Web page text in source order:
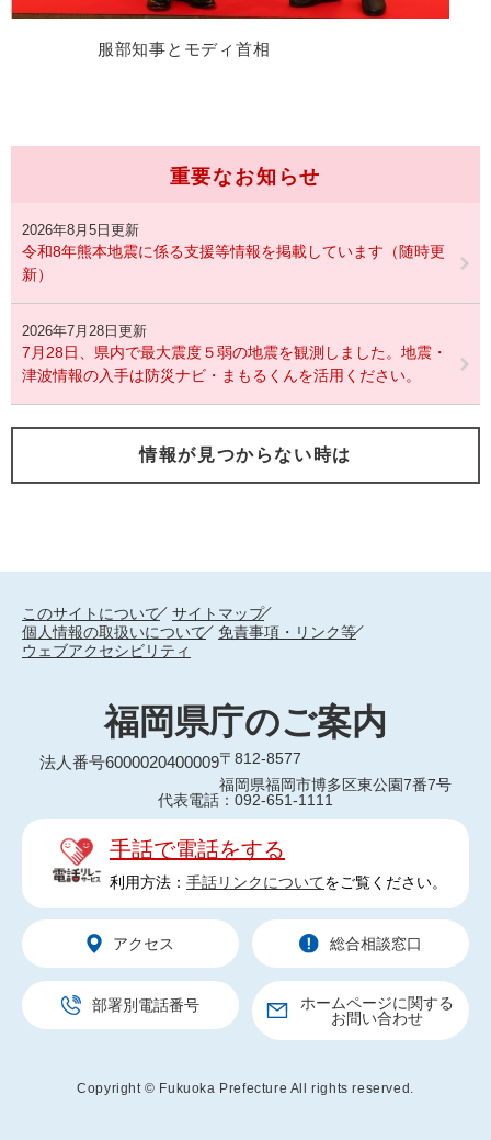
服部知事とモディ首相
重要なお知らせ
2026年8月5日更新
令和8年熊本地震に係る支援等情報を掲載しています（随時更
新）
2026年7月28日更新
7月28日、県内で最大震度５弱の地震を観測しました。地震・
津波情報の入手は防災ナビ・まもるくんを活用ください。
情報が見つからない時は
このサイトについて
サイトマップ
個人情報の取扱いについて
免責事項・リンク等
ウェブアクセシビリティ
福岡県庁のご案内
法人番号6000020400009〒812-8577
福岡県福岡市博多区東公園7番7号
代表電話：092-651-1111
手話で電話をする
利用方法： 手話リンクについてをご覧ください。
アクセス 総合相談窓口
部署別電話番号
ホームページに関する
お問い合わせ
Copyright © Fukuoka Prefecture All rights reserved.